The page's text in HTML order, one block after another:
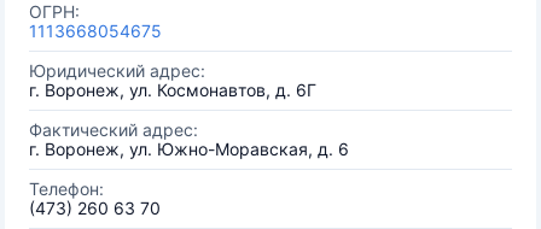
ОГРН:
1113668054675
Юридический адрес:
г. Воронеж, ул. Космонавтов, д. 6Г
Фактический адрес:
г. Воронеж, ул. Южно-Моравская, д. 6
Телефон:
(473) 260 63 70